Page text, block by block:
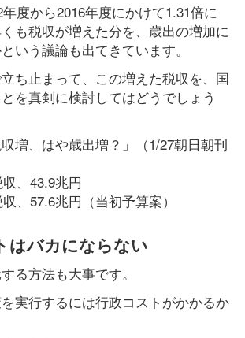
度から2016年度にかけて1.31倍に
も税収が増えた分を、歳出の増加に
いう議論も出てきています。
ち止まって、この増えた税収を、国
を真剣に検討してはどうでしょう
収増、はや歳出増？」（1/27朝日朝刊
、43.9兆円
、57.6兆円（当初予算案）
バカにならない
る方法も大事です。
実行するには行政コストがかかるか